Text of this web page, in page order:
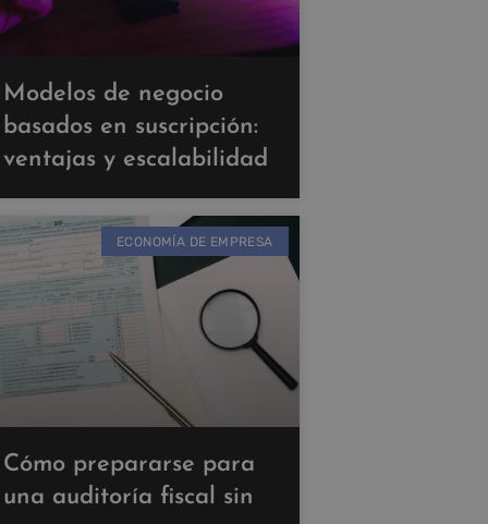
Modelos de negocio
basados en suscripción:
ventajas y escalabilidad
ECONOMÍA DE EMPRESA
Cómo prepararse para
una auditoría fiscal sin